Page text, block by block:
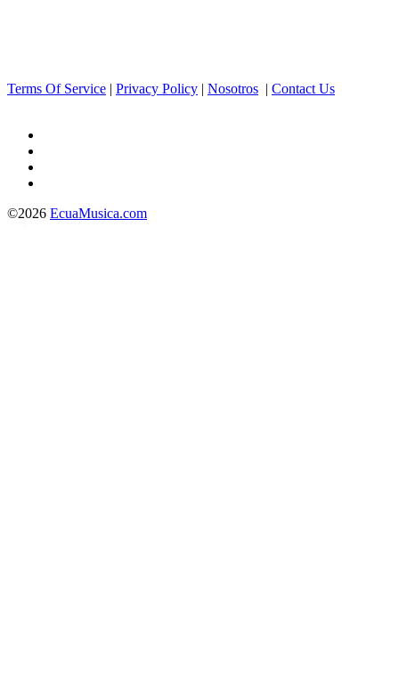
Terms Of Service | Privacy Policy | Nosotros | Contact Us
©2026 EcuaMusica.com